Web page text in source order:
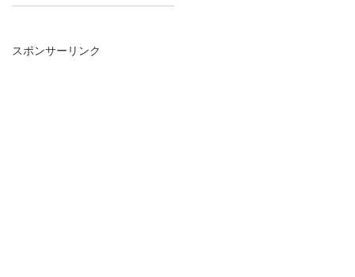
スポンサーリンク